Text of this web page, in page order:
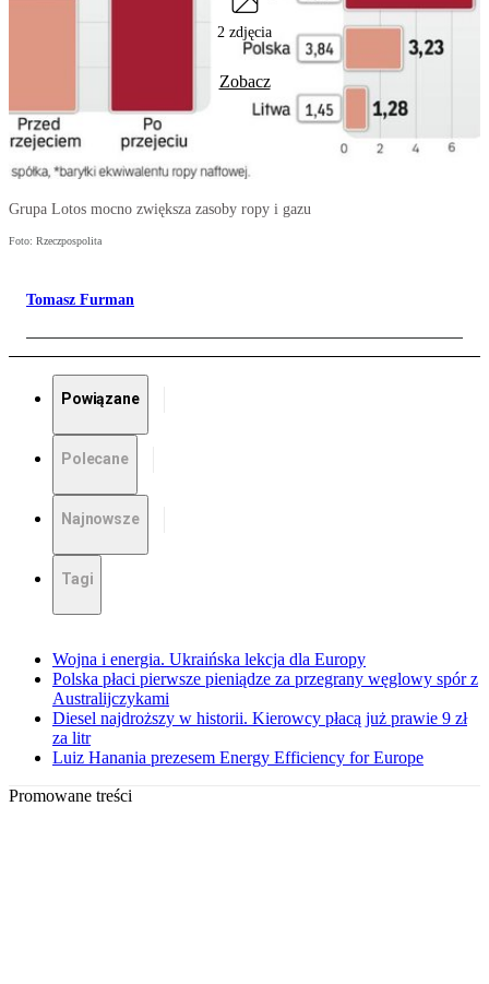
2 zdjęcia
Zobacz
Grupa Lotos mocno zwiększa zasoby ropy i gazu
Foto: Rzeczpospolita
Tomasz Furman
Powiązane
Polecane
Najnowsze
Tagi
Wojna i energia. Ukraińska lekcja dla Europy
Polska płaci pierwsze pieniądze za przegrany węglowy spór z
Australijczykami
Diesel najdroższy w historii. Kierowcy płacą już prawie 9 zł
za litr
Luiz Hanania prezesem Energy Efficiency for Europe
Promowane treści